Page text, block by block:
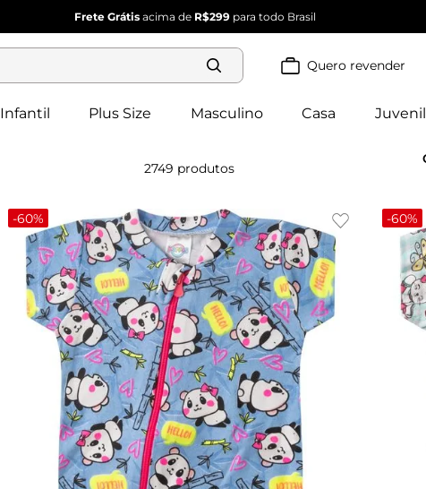
Frete Grátis acima de R$299 para todo Brasil
Quero revender
Infantil Plus Size Masculino Casa Juvenil
2749 produtos
-60% -60%
Termos mais
buscados
vestido
vestido
4º
dianna
5º
calça
feminina
6º
conjunto
feminino